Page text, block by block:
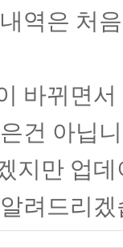
역은 처
바뀌면
건 아닙
지만 업
려드리겠